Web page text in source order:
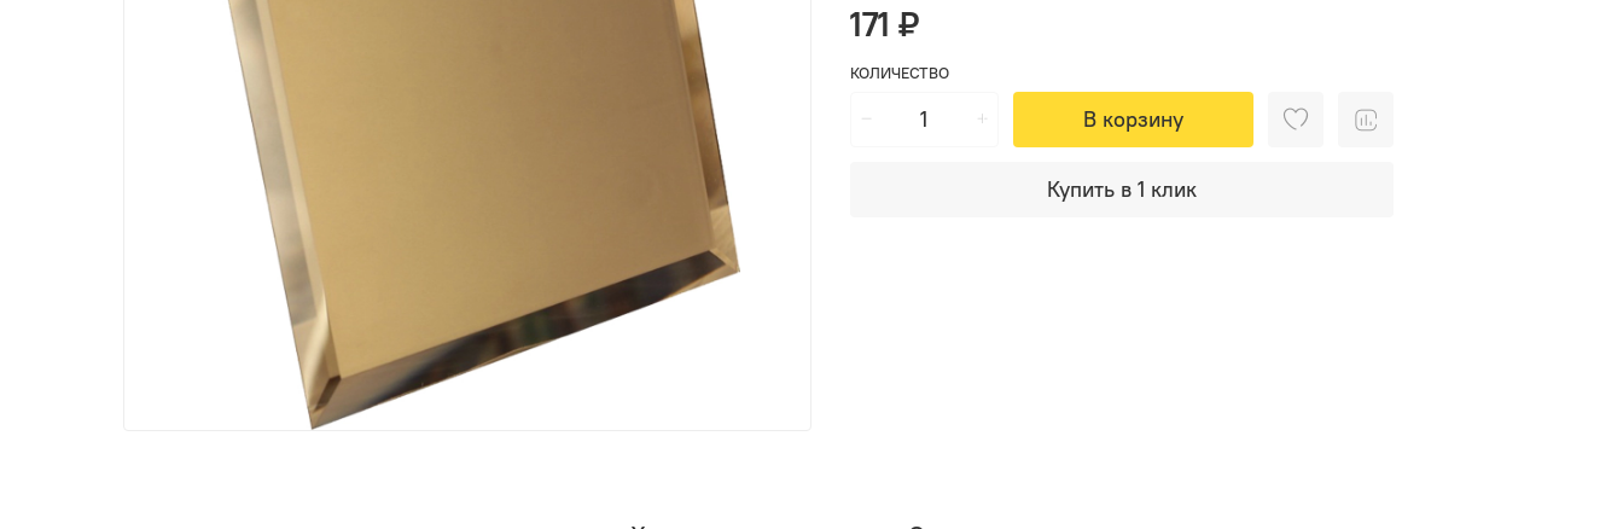
171 ₽
КОЛИЧЕСТВО
В корзину
Купить в 1 клик